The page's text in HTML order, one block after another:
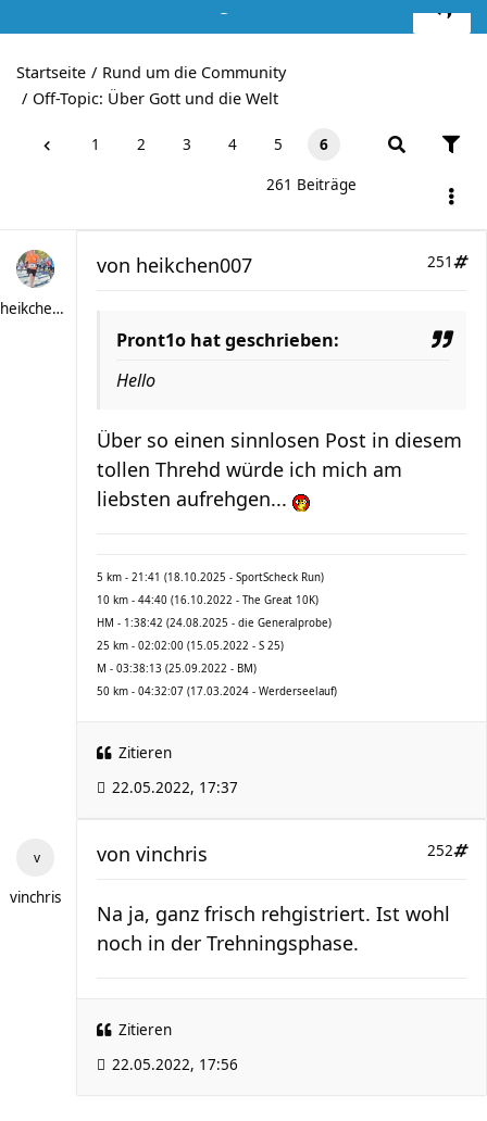
Startseite
Rund um die Community
Off-Topic: Über Gott und die Welt
1 2 3 4 5 6
261 Beiträge
heikchen007
251
von heikchen007
Pront1o hat geschrieben:
Hello
Über so einen sinnlosen Post in diesem
tollen Threhd würde ich mich am
liebsten aufrehgen...
5 km - 21:41 (18.10.2025 - SportScheck Run)
10 km - 44:40 (16.10.2022 - The Great 10K)
HM - 1:38:42 (24.08.2025 - die Generalprobe)
25 km - 02:02:00 (15.05.2022 - S 25)
M - 03:38:13 (25.09.2022 - BM)
50 km - 04:32:07 (17.03.2024 - Werderseelauf)
Zitieren
22.05.2022, 17:37
vinchris
252
von vinchris
Na ja, ganz frisch rehgistriert. Ist wohl
noch in der Trehningsphase.
Zitieren
22.05.2022, 17:56